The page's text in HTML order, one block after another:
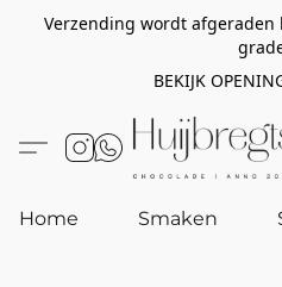
Verzending wordt
BEKIJK
Home Smaken